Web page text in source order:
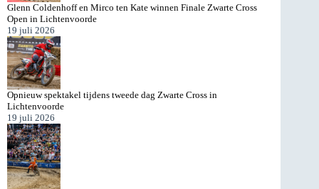
Glenn Coldenhoff en Mirco ten Kate winnen Finale Zwarte Cross
Open in Lichtenvoorde
19 juli 2026
Opnieuw spektakel tijdens tweede dag Zwarte Cross in
Lichtenvoorde
19 juli 2026